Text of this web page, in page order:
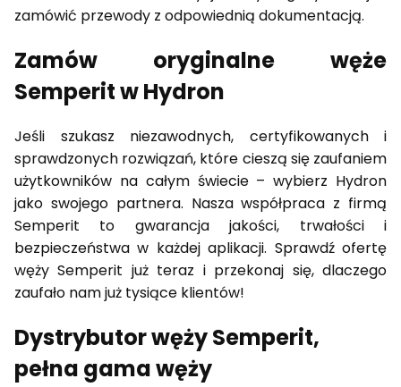
zamówić przewody z odpowiednią dokumentacją.
Zamów oryginalne węże
Semperit w Hydron
Jeśli szukasz niezawodnych, certyfikowanych i
sprawdzonych rozwiązań, które cieszą się zaufaniem
użytkowników na całym świecie – wybierz Hydron
jako swojego partnera. Nasza współpraca z firmą
Semperit to gwarancja jakości, trwałości i
bezpieczeństwa w każdej aplikacji. Sprawdź ofertę
węży Semperit już teraz i przekonaj się, dlaczego
zaufało nam już tysiące klientów!
Dystrybutor węży Semperit,
pełna gama węży